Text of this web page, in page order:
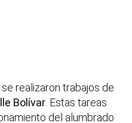
realizaron trabajos de
Bolívar. Estas tareas
del alumbrado